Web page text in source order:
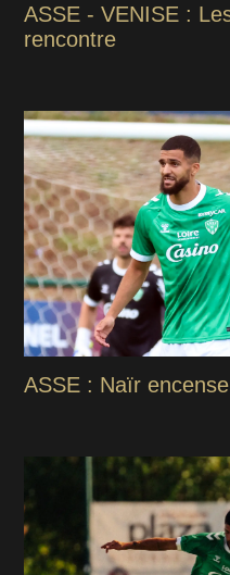
ASSE - VENISE :
rencontre
ASSE : Naïr